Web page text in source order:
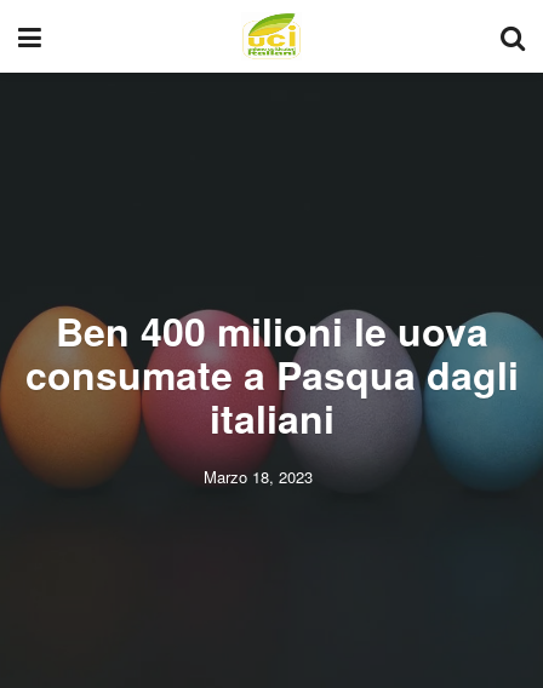
Ben 400 milioni le uova
consumate a Pasqua dagli
italiani
Marzo 18, 2023